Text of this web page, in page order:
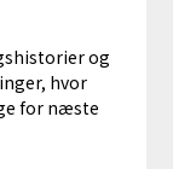
og
hvor
for næste